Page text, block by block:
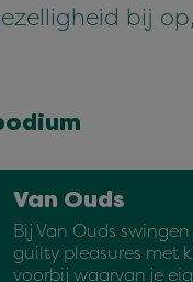
bij
Van Ouds
Bij Van Ouds
guilty pleasures met
voorbij waarvan je